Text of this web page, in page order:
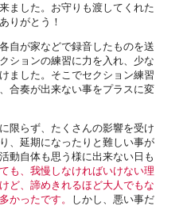
ました。お守りも渡してくれた
りがとう！
自が家などで録音したものを送
ションの練習に力を入れ、少な
ました。そこでセクション練習
合奏が出来ない事をプラスに変
限らず、たくさんの影響を受け
、延期になったりと難しい事が
動自体も思う様に出来ない日も
も、我慢しなければいけない理
ど、諦めきれるほど大人でもな
かったです。
しかし、悪い事だ